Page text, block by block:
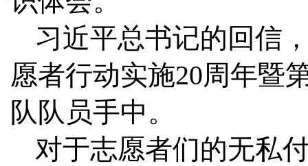
习近平总书记的回信
愿者行动实施20周年暨
队队员手中。
对于志愿者们的无私